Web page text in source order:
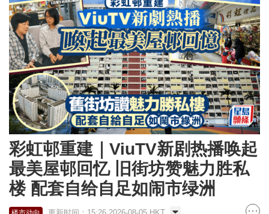
彩虹邨重建｜ViuTV新剧热播唤起
最美屋邨回忆 旧街坊赞魅力胜私
楼 配套自给自足如闹市绿洲